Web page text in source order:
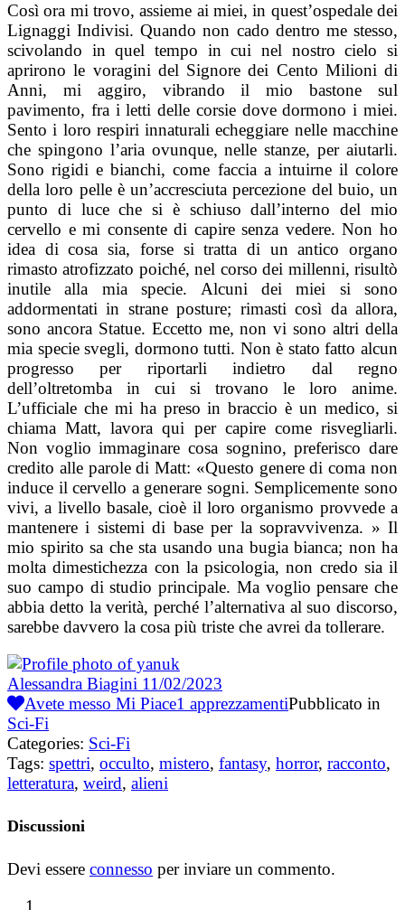
Così ora mi trovo, assieme ai miei, in quest’ospedale dei
Lignaggi Indivisi. Quando non cado dentro me stesso,
scivolando in quel tempo in cui nel nostro cielo si
aprirono le voragini del Signore dei Cento Milioni di
Anni, mi aggiro, vibrando il mio bastone sul
pavimento, fra i letti delle corsie dove dormono i miei.
Sento i loro respiri innaturali echeggiare nelle macchine
che spingono l’aria ovunque, nelle stanze, per aiutarli.
Sono rigidi e bianchi, come faccia a intuirne il colore
della loro pelle è un’accresciuta percezione del buio, un
punto di luce che si è schiuso dall’interno del mio
cervello e mi consente di capire senza vedere. Non ho
idea di cosa sia, forse si tratta di un antico organo
rimasto atrofizzato poiché, nel corso dei millenni, risultò
inutile alla mia specie. Alcuni dei miei si sono
addormentati in strane posture; rimasti così da allora,
sono ancora Statue. Eccetto me, non vi sono altri della
mia specie svegli, dormono tutti. Non è stato fatto alcun
progresso per riportarli indietro dal regno
dell’oltretomba in cui si trovano le loro anime.
L’ufficiale che mi ha preso in braccio è un medico, si
chiama Matt, lavora qui per capire come risvegliarli.
Non voglio immaginare cosa sognino, preferisco dare
credito alle parole di Matt: «Questo genere di coma non
induce il cervello a generare sogni. Semplicemente sono
vivi, a livello basale, cioè il loro organismo provvede a
mantenere i sistemi di base per la sopravvivenza. » Il
mio spirito sa che sta usando una bugia bianca; non ha
molta dimestichezza con la psicologia, non credo sia il
suo campo di studio principale. Ma voglio pensare che
abbia detto la verità, perché l’alternativa al suo discorso,
sarebbe davvero la cosa più triste che avrei da tollerare.
Alessandra Biagini 11/02/2023
Avete messo Mi Piace1 apprezzamentiPubblicato in
Sci-Fi
Categories: Sci-Fi
Tags: spettri, occulto, mistero, fantasy, horror, racconto,
letteratura, weird, alieni
Discussioni
Devi essere connesso per inviare un commento.